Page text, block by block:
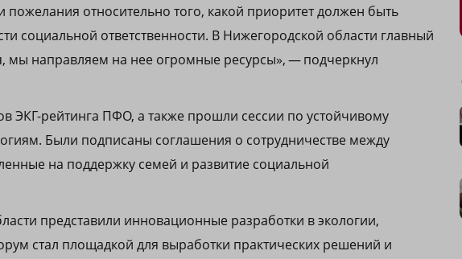
пожелания относительно того, какой приоритет должен быть
социальной ответственности. В Нижегородской области главный
мы направляем на нее огромные ресурсы», — подчеркнул
ЭКГ-рейтинга ПФО, а также прошли сессии по устойчивому
Были подписаны соглашения о сотрудничестве между
на поддержку семей и развитие социальной
представили инновационные разработки в экологии,
стал площадкой для выработки практических решений и